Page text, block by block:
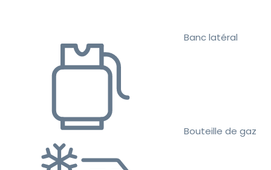
Banc latéral
Bouteille de gaz